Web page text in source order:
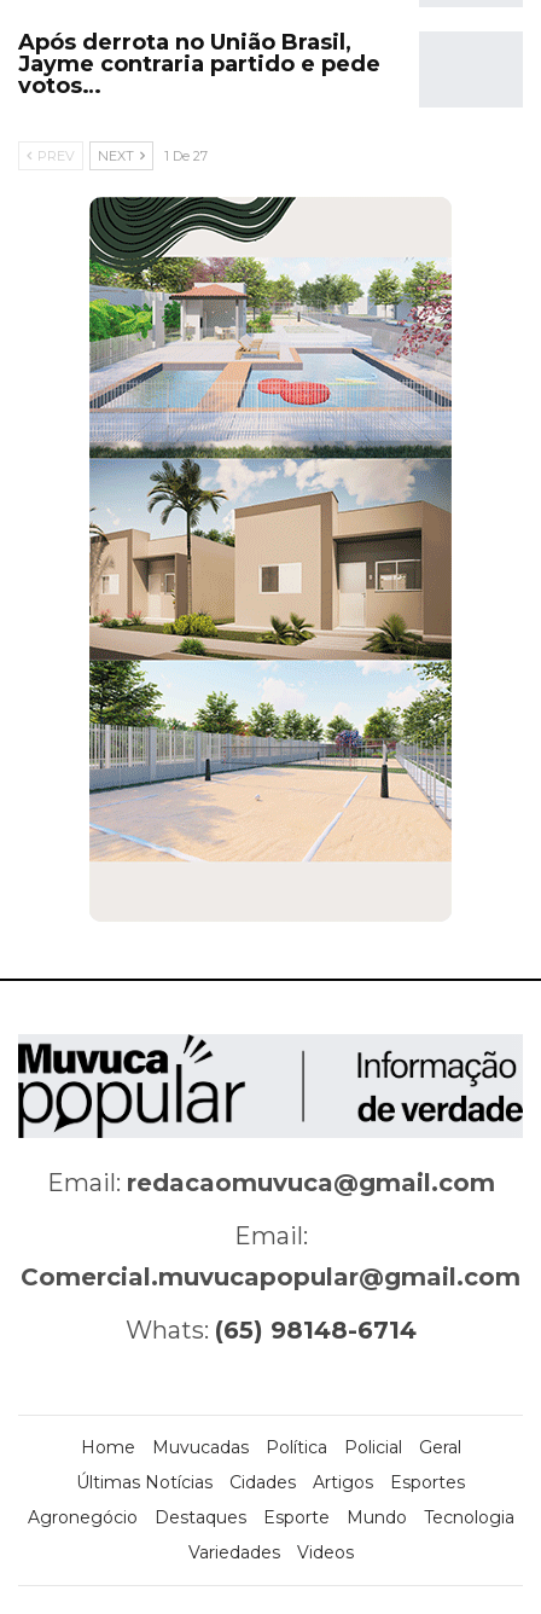
Após derrota no União Brasil,
Jayme contraria partido e pede
votos…
PREV NEXT 1 De 27
Email: redacaomuvuca@gmail.com
Email:
Comercial.muvucapopular@gmail.com
Whats: (65) 98148-6714
Home Muvucadas Política Policial
Geral
Últimas Notícias
Cidades Artigos
Esportes
Agronegócio
Destaques Esporte Mundo
Tecnologia
Variedades
Videos